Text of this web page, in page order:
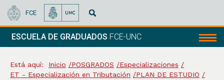
FCE
ESCUELA DE GRADUADOS FCE-UNC
Está aquí: Inicio POSGRADOS
Especializaciones
ET - Especialización en Tributación
PLAN DE ESTUDIO